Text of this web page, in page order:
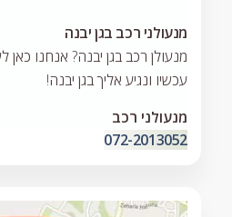
מנעולני רכב בגן יבנה
מנעולן רכב בגן יבנה? אנחנו
עכשיו ונגיע אליך בגן יבנה!
מנעולני רכב
072-2013052